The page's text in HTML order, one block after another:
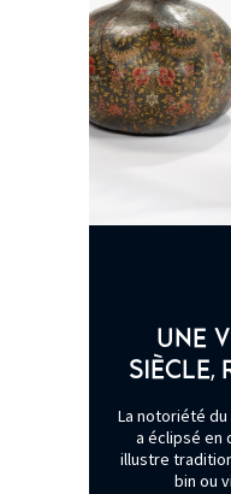
UNE
SIÈCLE,
La notoriété du
a éclipsé en
illustre
bin ou